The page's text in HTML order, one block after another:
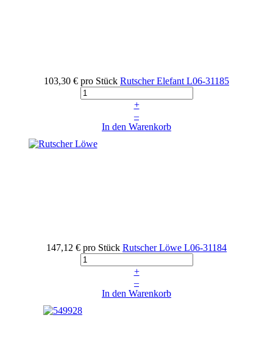
103,30 € pro Stück Rutscher Elefant L06-31185
+
–
In den Warenkorb
147,12 € pro Stück Rutscher Löwe L06-31184
+
–
In den Warenkorb